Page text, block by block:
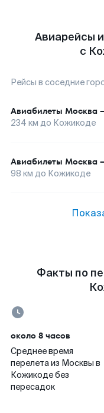
Авиарейсы
с
Рейсы в соседние
Авиабилеты Москва
234 км до Кожикоде
Авиабилеты Москва
98 км до Кожикоде
Факты по
около 8 часов
Среднее время
перелета из Москвы в
Кожикоде без
пересадок